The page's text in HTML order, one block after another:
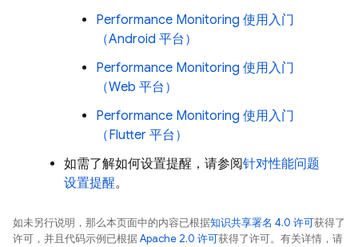
Performance Monitoring 使用入门
（Android 平台）
Performance Monitoring 使用入门
（Web 平台）
Performance Monitoring 使用入门
（Flutter 平台）
如需了解如何设置提醒，请参阅针对性能问题
设置提醒。
如未另行说明，那么本页面中的内容已根据知识共享署名 4.0 许可获得了
许可，并且代码示例已根据Apache 2.0 许可获得了许可。有关详情，请